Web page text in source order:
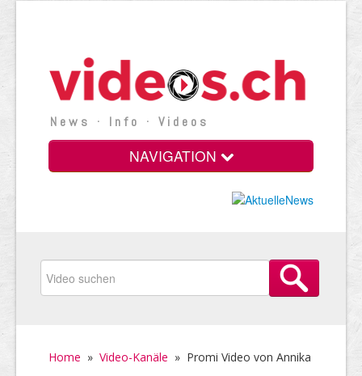
News · Info · Videos
NAVIGATION
Home » Video-Kanäle » Promi Video von Annika